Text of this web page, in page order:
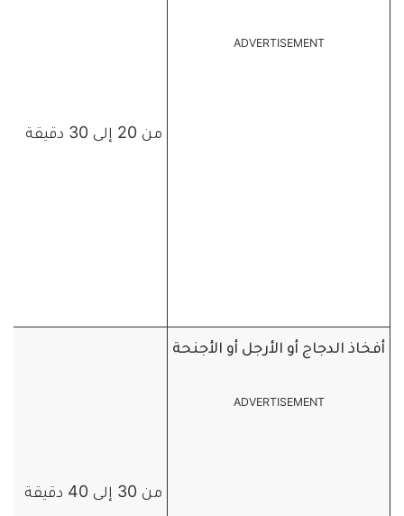
ADVERTISEMENT
من 20 إلى 30 دقيقة
أفخاذ الدجاج أو الأرجل أو الأجنحة
ADVERTISEMENT
من 30 إلى 40 دقيقة